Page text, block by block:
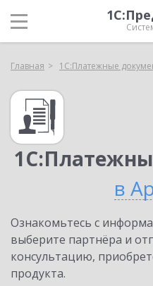
Главная 1С:Платежные
в
Ознакомьтесь с
выберите партнёра и
консультацию,
продукта.